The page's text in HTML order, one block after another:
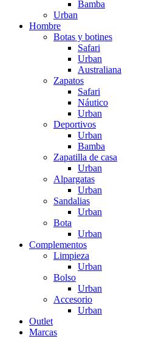
Bamba
Urban
Hombre
Botas y botines
Safari
Urban
Australiana
Zapatos
Safari
Náutico
Urban
Deportivos
Urban
Bamba
Zapatilla de casa
Urban
Alpargatas
Urban
Sandalias
Urban
Bota
Urban
Complementos
Limpieza
Urban
Bolso
Urban
Accesorio
Urban
Outlet
Marcas